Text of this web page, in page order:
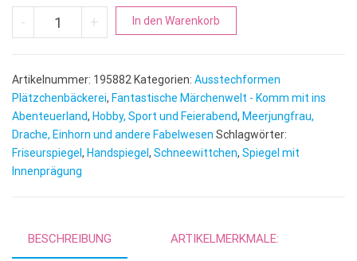
- Spiegel | Handspiegel mit Innenprägung Menge
+ In den Warenkorb
e
r
n
a
t
:
Artikelnummer: 195882 Kategorien: Ausstechformen
Plätzchenbäckerei, Fantastische Märchenwelt - Komm mit ins
Abenteuerland, Hobby, Sport und Feierabend, Meerjungfrau,
Drache, Einhorn und andere Fabelwesen Schlagwörter:
Friseurspiegel , Handspiegel , Schneewittchen, Spiegel mit
Innenprägung
BESCHREIBUNG ARTIKELMERKMALE: